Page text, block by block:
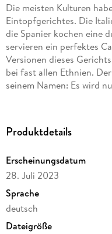
Die meisten Kulturen
Eintopfgerichtes. Die
die Spanier kochen eine
servieren ein perfektes
Versionen dieses
bei fast allen Ethnien.
seinem Namen: Es wird
Außergewöhnliches.
Hartgesottene One-Pot-
einem echten One-Pot-
dem Topf enthalten sein
Brot als Beilage "Betrug"
eigenen sich
Buttermilchkeksen, aber
Produktdetails
Erscheinungsdatum
28. Juli 2023
Sprache
deutsch
Dateigröße